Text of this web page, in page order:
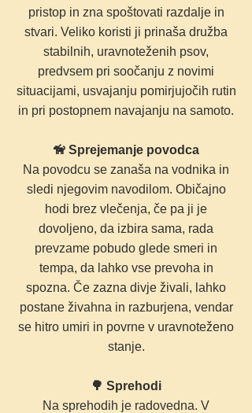
pristop in zna spoštovati razdalje in
stvari. Veliko koristi ji prinaša družba
stabilnih, uravnoteženih psov,
predvsem pri soočanju z novimi
situacijami, usvajanju pomirjujočih rutin
in pri postopnem navajanju na samoto.
🦮 Sprejemanje povodca
Na povodcu se zanaša na vodnika in
sledi njegovim navodilom. Običajno
hodi brez vlečenja, če pa ji je
dovoljeno, da izbira sama, rada
prevzame pobudo glede smeri in
tempa, da lahko vse prevoha in
spozna. Če zazna divje živali, lahko
postane živahna in razburjena, vendar
se hitro umiri in povrne v uravnoteženo
stanje.
🌳 Sprehodi
Na sprehodih je radovedna. V